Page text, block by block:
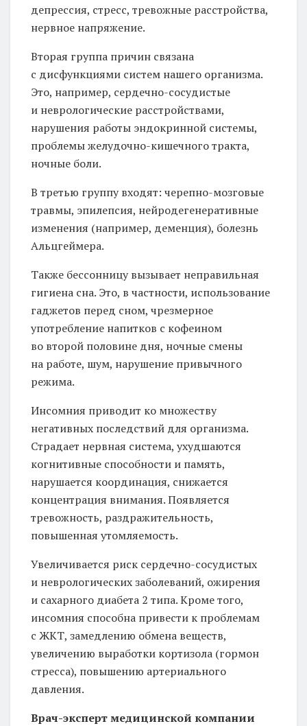
депрессия, стресс, тревожные расстройства,
нервное напряжение.
Вторая группа причин связана
с дисфункциями систем нашего организма.
Это, например, сердечно-сосудистые
и неврологические расстройствами,
нарушения работы эндокринной системы,
проблемы желудочно-кишечного тракта,
ночные боли.
В третью группу входят: черепно-мозговые
травмы, эпилепсия, нейродегенеративные
изменения (например, деменция), болезнь
Альцгеймера.
Также бессонницу вызывает неправильная
гигиена сна. Это, в частности, использование
гаджетов перед сном, чрезмерное
употребление напитков с кофеином
во второй половине дня, ночные смены
на работе, шум, нарушение привычного
режима.
Инсомния приводит ко множеству
негативных последствий для организма.
Страдает нервная система, ухудшаются
когнитивные способности и память,
нарушается координация, снижается
концентрация внимания. Появляется
тревожность, раздражительность,
повышенная утомляемость.
Увеличивается риск сердечно-сосудистых
и неврологических заболеваний, ожирения
и сахарного диабета 2 типа. Кроме того,
инсомния способна привести к проблемам
с ЖКТ, замедлению обмена веществ,
увеличению выработки кортизола (гормон
стресса), повышению артериального
давления.
Врач-эксперт медицинской компании